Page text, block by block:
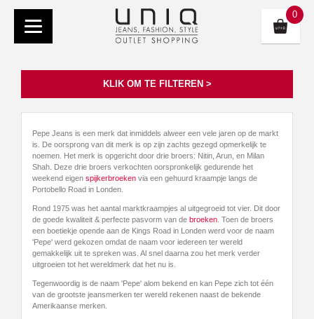
0
KLIK OM TE FILTEREN >
Pepe Jeans is een merk dat inmiddels alweer een vele jaren op de markt
is. De oorsprong van dit merk is op zijn zachts gezegd opmerkelijk te
noemen. Het merk is opgericht door drie broers: Nitin, Arun, en Milan
Shah. Deze drie broers verkochten oorspronkelijk gedurende het
weekend eigen spijkerbroeken via een gehuurd kraampje langs de
Portobello Road in Londen.
Rond 1975 was het aantal marktkraampjes al uitgegroeid tot vier. Dit door
de goede kwaliteit & perfecte pasvorm van de broeken . Toen de broers
een boetiekje opende aan de Kings Road in Londen werd voor de naam
'Pepe' werd gekozen omdat de naam voor iedereen ter wereld
gemakkelijk uit te spreken was. Al snel daarna zou het merk verder
uitgroeien tot het wereldmerk dat het nu is.
Tegenwoordig is de naam 'Pepe' alom bekend en kan Pepe zich tot één
van de grootste jeansmerken ter wereld rekenen naast de bekende
Amerikaanse merken.